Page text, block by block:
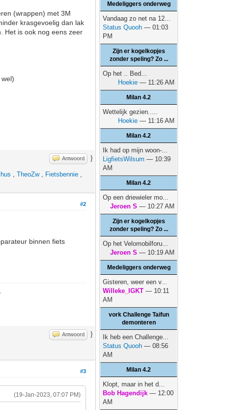
(wrappen) met 3M
krasgevoelig dan lak
Het is ook nog eens zeer
Antwoord }
,TheoZw, Fietsbennie ,
#2
binnen fiets
Antwoord }
#3
(19-Jan-2023, 07:07 PM)
Medeliggers onderweg
Vandaag zo net na 12...
Status Quooh — 01:03
PM
Zijn er kogelkopjes
zonder speling? Zo ...
Op het .. Bed...
Hoekie — 11:26 AM
Milan 4.2
Wettelijk gezien.....
Hoekie — 11:16 AM
Milan 4.2
Ik had op mijn woon-...
LigfietsWilsum — 10:39
AM
Milan 4.2
Op een driewieler mo...
Jeroen S — 10:27 AM
Zijn er kogelkopjes
zonder speling? Zo ...
Op het Velomobilforu...
Jeroen S — 10:19 AM
Medeliggers onderweg
Gisteren, weer een v...
Willeke_IGKT — 10:11
AM
vork Challenge Taifun
demonteren
Ik heb een Challenge...
Status Quooh — 08:56
AM
Milan 4.2
Klopt, maar in het d...
Bob Hagendijk — 12:00
AM